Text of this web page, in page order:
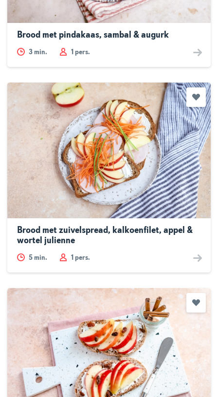
Brood met pindakaas, sambal & augurk
3 min. 1 pers.
Brood met zuivelspread, kalkoenfilet, appel &
wortel julienne
5 min. 1 pers.